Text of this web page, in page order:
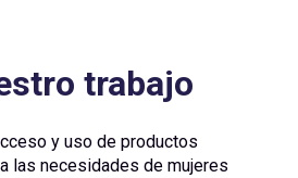
trabajo
y uso de productos
las necesidades de mujeres